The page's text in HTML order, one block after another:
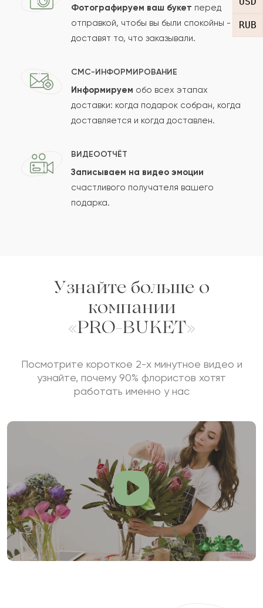
RUB
Сколько будет
Отзыв будет опубликован после проверки.
Проверяем на спам.
Фотографируем ваш букет перед
отправкой, чтобы вы были спокойны -
доставят то, что заказывали.
СМС-ИНФОРМИРОВАНИЕ
Информируем обо всех этапах
доставки: когда подарок собран, когда
доставляется и когда доставлен.
ВИДЕООТЧЁТ
Записываем на видео эмоции
счастливого получателя вашего
подарка.
Узнайте больше о
компании
«PRO-BUKET»
Посмотрите короткое 2-х минутное видео и
узнайте, почему 90% флористов хотят
работать именно у нас